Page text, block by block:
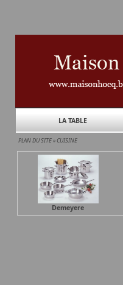
LA TABLE
PLAN DU SITE»CUISINE
Demeyere